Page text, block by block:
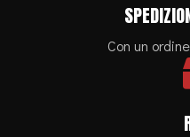
Con un